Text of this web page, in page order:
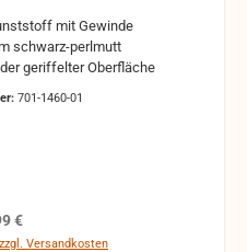
mit Gewinde
geriffelter Oberfläche
701-1460-01
Preis:
€
Versandkosten